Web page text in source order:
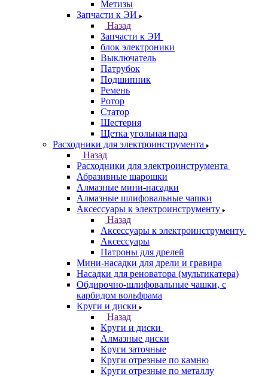
Метизы
Запчасти к ЭИ
Назад
Запчасти к ЭИ
блок электроники
Выключатель
Патрубок
Подшипник
Ремень
Ротор
Статор
Шестерня
Щетка угольная пара
Расходники для электроинструмента
Назад
Расходники для электроинструмента
Абразивные шарошки
Алмазные мини-насадки
Алмазные шлифовальные чашки
Аксессуары к электроинструменту
Назад
Аксессуары к электроинструменту
Аксессуары
Патроны для дрелей
Мини-насадки для дрели и гравира
Насадки для реноватора (мультикатера)
Обдирочно-шлифовальные чашки, с
карбидом вольфрама
Круги и диски
Назад
Круги и диски
Алмазные диски
Круги заточные
Круги отрезные по камню
Круги отрезные по металлу